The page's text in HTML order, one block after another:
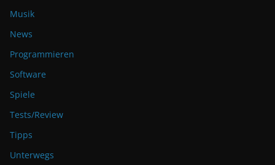
Musik
News
Programmieren
Software
Spiele
Tests/Review
Tipps
Unterwegs